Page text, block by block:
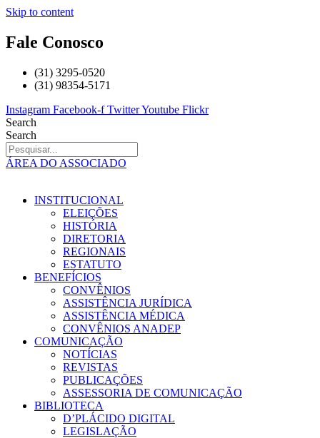
Skip to content
Fale Conosco
(31) 3295-0520
(31) 98354-5171
Instagram Facebook-f TwitterYoutube Flickr
Search
Search
ÁREA DO ASSOCIADO
INSTITUCIONAL
ELEIÇÕES
HISTÓRIA
DIRETORIA
REGIONAIS
ESTATUTO
BENEFÍCIOS
CONVÊNIOS
ASSISTÊNCIA JURÍDICA
ASSISTÊNCIA MÉDICA
CONVÊNIOS ANADEP
COMUNICAÇÃO
NOTÍCIAS
REVISTAS
PUBLICAÇÕES
ASSESSORIA DE COMUNICAÇÃO
BIBLIOTECA
D’PLÁCIDO DIGITAL
LEGISLAÇÃO